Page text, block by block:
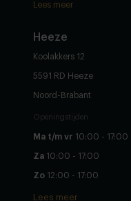
Lees meer
Heeze
Koolakkers 12
5591 RD Heeze
Noord-Brabant
Openingstijden
Ma t/m vr 10:00 - 17:00
Za 10:00 - 17:00
Zo 12:00 - 17:00
Lees meer